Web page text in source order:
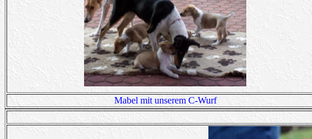
Mabel mit unserem C-Wurf